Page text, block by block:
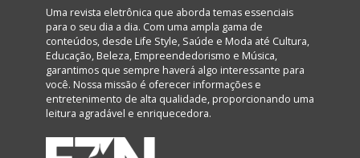
Uma revista eletrônica que aborda temas essenciais
para o seu dia a dia. Com uma ampla gama de
conteúdos, desde Life Style, Saúde e Moda até Cultura,
Educação, Beleza, Empreendedorismo e Música,
garantimos que sempre haverá algo interessante para
você. Nossa missão é oferecer informações e
entretenimento de alta qualidade, proporcionando uma
leitura agradável e enriquecedora.